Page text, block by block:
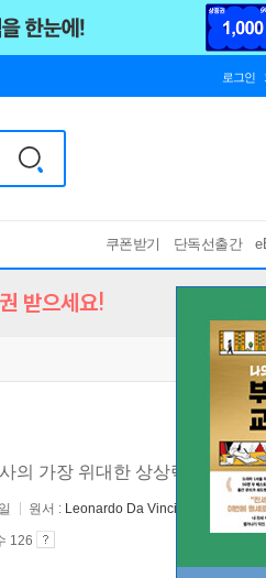
로그인
쿠폰받기 단독선출간
받으세요!
의 가장 위대한 상상력과 창의력
원서 : Leonardo Da Vinci
126